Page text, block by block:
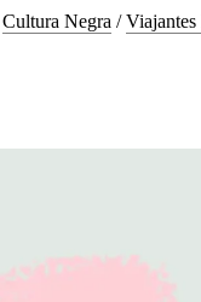
Cultura Negra /Viajantes